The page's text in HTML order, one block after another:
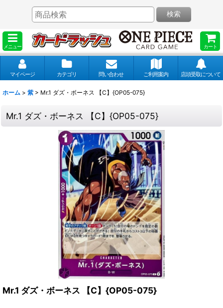
メニュー カート
検索
マイページ カテゴリ 問い合わせ ご利用案内 店頭受取について
ホーム > 紫 > Mr.1 ダズ・ボーネス 【C】{OP05-075}
Mr.1 ダズ・ボーネス 【C】{OP05-075}
Mr.1 ダズ・ボーネス 【C】{OP05-075}